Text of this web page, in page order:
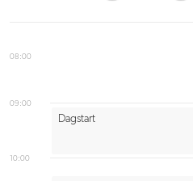
08:00
09:00
10:00
Dagstart